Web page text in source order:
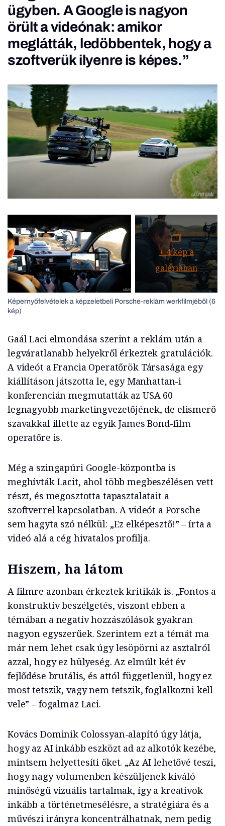
ügyben. A Google is nagyon
örült a videónak: amikor
meglátták, ledöbbentek, hogy a
szoftverük ilyenre is képes.”
+ 4kép a
galériában
Képernyőfelvételek a képzeletbeli Porsche-reklám werkfilmjéből (6
kép)
Gaál Laci elmondása szerint a reklám után a
legváratlanabb helyekről érkeztek gratulációk.
A videót a Francia Operatőrök Társasága egy
kiállításon játszotta le, egy Manhattan-i
konferencián megmutatták az USA 60
legnagyobb marketingvezetőjének, de elismerő
szavakkal illette az egyik James Bond-film
operatőre is.
Még a szingapúri Google-központba is
meghívták Lacit, ahol több megbeszélésen vett
részt, és megosztotta tapasztalatait a
szoftverrel kapcsolatban. A videót a Porsche
sem hagyta szó nélkül: „Ez elképesztő!” – írta a
videó alá a cég hivatalos profilja.
Hiszem, ha látom
A filmre azonban érkeztek kritikák is. „Fontos a
konstruktív beszélgetés, viszont ebben a
témában a negatív hozzászólások gyakran
nagyon egyszerűek. Szerintem ezt a témát ma
már nem lehet csak úgy lesöpörni az asztalról
azzal, hogy ez hülyeség. Az elmúlt két év
fejlődése brutális, és attól függetlenül, hogy ez
most tetszik, vagy nem tetszik, foglalkozni kell
vele” – fogalmaz Laci.
Kovács Dominik Colossyan-alapító úgy látja,
hogy az AI inkább eszközt ad az alkotók kezébe,
mintsem helyettesíti őket. „Az AI lehetővé teszi,
hogy nagy volumenben készüljenek kiváló
minőségű vizuális tartalmak, így a kreatívok
inkább a történetmesélésre, a stratégiára és a
művészi irányra koncentrálhatnak, nem pedig